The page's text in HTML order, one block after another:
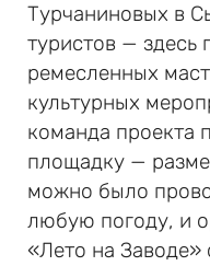
Турчаниновых в
туристов — здесь
ремесленных
культурных
команда проекта
площадку —
можно было
любую погоду, и
«Лето на